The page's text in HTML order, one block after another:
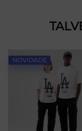
NOVIDADE